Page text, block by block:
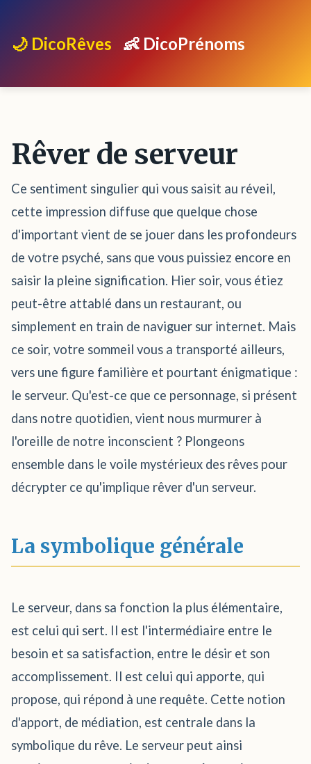
🌙 DicoRêves 👶 DicoPrénoms
Rêver de serveur
Ce sentiment singulier qui vous saisit au réveil,
cette impression diffuse que quelque chose
d'important vient de se jouer dans les profondeurs
de votre psyché, sans que vous puissiez encore en
saisir la pleine signification. Hier soir, vous étiez
peut-être attablé dans un restaurant, ou
simplement en train de naviguer sur internet. Mais
ce soir, votre sommeil vous a transporté ailleurs,
vers une figure familière et pourtant énigmatique :
le serveur. Qu'est-ce que ce personnage, si présent
dans notre quotidien, vient nous murmurer à
l'oreille de notre inconscient ? Plongeons
ensemble dans le voile mystérieux des rêves pour
décrypter ce qu'implique rêver d'un serveur.
La symbolique générale
Le serveur, dans sa fonction la plus élémentaire,
est celui qui sert. Il est l'intermédiaire entre le
besoin et sa satisfaction, entre le désir et son
accomplissement. Il est celui qui apporte, qui
propose, qui répond à une requête. Cette notion
d'apport, de médiation, est centrale dans la
symbolique du rêve. Le serveur peut ainsi